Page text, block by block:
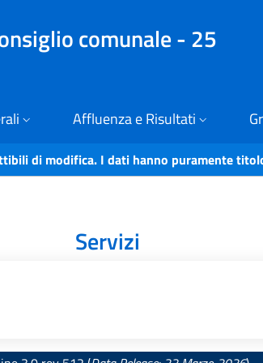
comunale - 25
Affluenza e Risultati
di modifica. I dati hanno puramente
Servizi